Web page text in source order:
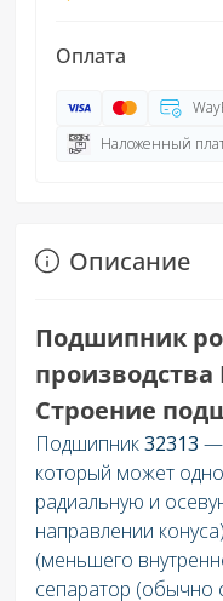
Оплата
Наложенный
Описание
Подшипник
производства
Строение
Подшипник32313 —
который может
радиальную и
направлении
(меньшего
сепаратор (обычно